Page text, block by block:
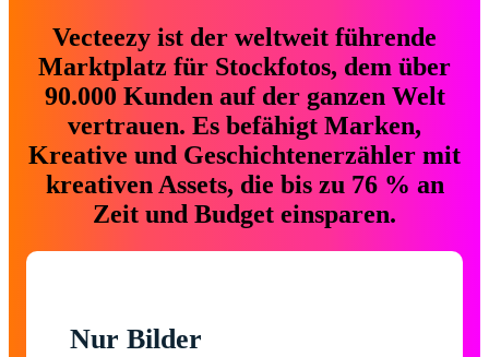
Vecteezy ist der weltweit führende
Marktplatz für Stockfotos, dem über
90.000 Kunden auf der ganzen Welt
vertrauen. Es befähigt Marken,
Kreative und Geschichtenerzähler mit
kreativen Assets, die bis zu 76 % an
Zeit und Budget einsparen.
Nur Bilder